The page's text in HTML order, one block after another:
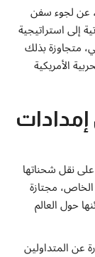
عن لجوء سفن
إلى استراتيجية
متجاوزة بذلك
الأمريكية
إمدادات
نقل شحناتها
مجتازة
حول العالم
عن المتداولين